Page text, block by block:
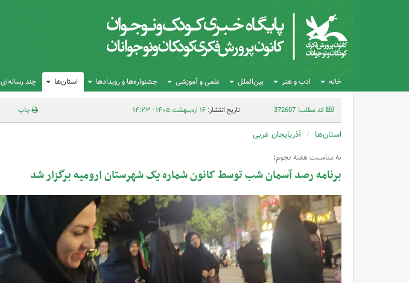
خانه ادب و هنر بین‌الملل علمی و آموزشی جشنواره‌ها و رویدادها استان‌ها چند رسانه‌ای
کد مطلب: 372607 تاریخ انتشار:۱۶ اردیبهشت ۱۴۰۵ - ۱۴:۲۳ چاپ
استان‌ها آذربایجان غربی
به مناسبت هفته نجوم؛
برنامه رصد آسمان شب توسط کانون شماره یک شهرستان ارومیه برگزار شد